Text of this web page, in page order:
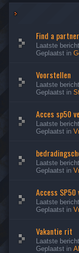
Find a
Laatste
Geplaatst in
Voorstellen
Laatste
Geplaatst in
Acces sp50
Laatste
Geplaatst in
Laatste
Geplaatst in
Access SP50
Laatste
Geplaatst in
Vakantie rit
Laatste
Geplaatst in